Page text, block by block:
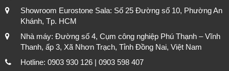
Showroom Eurostone Sala: Số 25 Đường số 10, Phường An
Khánh, Tp. HCM
Nhà máy: Đường số 4, Cụm công nghiệp Phú Thạnh – Vĩnh
Thanh, ấp 3, Xã Nhơn Trạch, Tỉnh Đồng Nai, Việt Nam
Hotline: 0903 930 126 | 0903 598 407